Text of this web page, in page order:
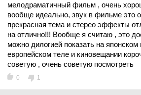
мелодраматичный фильм , очень
вообще идеально, звук в фильме это
прекрасная тема и стерео эффекты
на отлично!!! Вообще я считаю , это
можно дилогией показать на японском
европейском теле и киновещании
советую , очень советую посмотреть
0 1